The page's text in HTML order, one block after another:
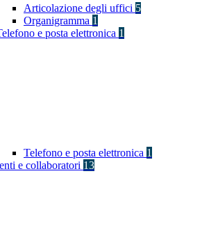
Articolazione degli uffici 5
Organigramma 1
e posta elettronica 1
Telefono e posta elettronica 1
e collaboratori 13